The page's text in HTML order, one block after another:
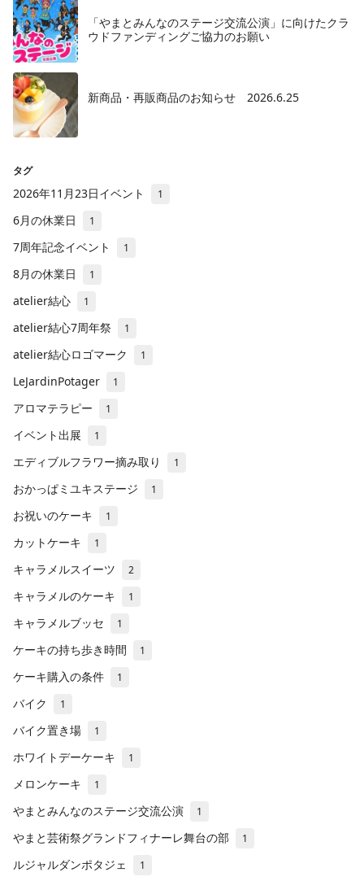
「やまとみんなのステージ交流公演」に向けたクラ
ウドファンディングご協力のお願い
新商品・再販商品のお知らせ 2026.6.25
タグ
2026年11月23日イベント 1
6月の休業日 1
7周年記念イベント 1
8月の休業日 1
atelier結心 1
atelier結心7周年祭 1
atelier結心ロゴマーク 1
LeJardinPotager 1
アロマテラピー 1
イベント出展 1
エディブルフラワー摘み取り 1
おかっぱミユキステージ 1
お祝いのケーキ 1
カットケーキ 1
キャラメルスイーツ 2
キャラメルのケーキ 1
キャラメルブッセ 1
ケーキの持ち歩き時間 1
ケーキ購入の条件 1
バイク 1
バイク置き場 1
ホワイトデーケーキ 1
メロンケーキ 1
やまとみんなのステージ交流公演 1
やまと芸術祭グランドフィナーレ舞台の部 1
ルジャルダンポタジェ 1